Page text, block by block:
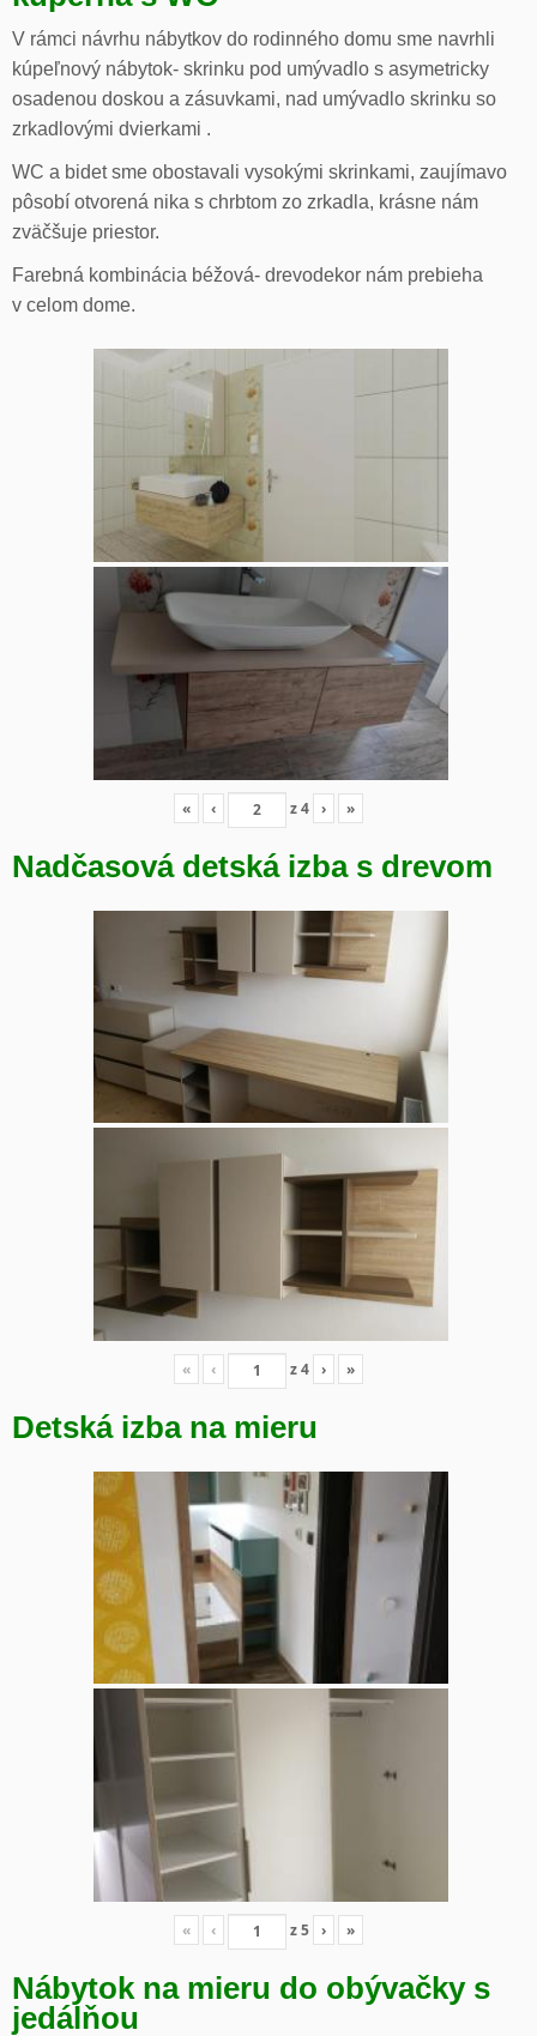
V rámci návrhu nábytkov do rodinného domu sme navrhli
kúpeľnový nábytok- skrinku pod umývadlo s asymetricky
osadenou doskou a zásuvkami, nad umývadlo skrinku so
zrkadlovými dvierkami .
WC a bidet sme obostavali vysokými skrinkami, zaujímavo
pôsobí otvorená nika s chrbtom zo zrkadla, krásne nám
zväčšuje priestor.
Farebná kombinácia béžová- drevodekor nám prebieha
v celom dome.
« ‹ z4 › »
Nadčasová detská izba s drevom
« ‹ z4 › »
Detská izba na mieru
« ‹ z5 › »
Nábytok na mieru do obývačky s
jedálňou